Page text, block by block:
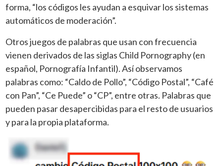
forma, “los códigos les ayudan a esquivar los sistemas
automáticos de moderación”.
Otros juegos de palabras que usan con frecuencia
vienen derivados de las siglas Child Pornography (en
español, Pornografía Infantil). Así observamos
palabras como: “Caldo de Pollo”, “Código Postal”, “Café
con Pan”, “Ce Puede” o “CP”, entre otras. Palabras que
pueden pasar desapercibidas para el resto de usuarios
y para la propia plataforma.